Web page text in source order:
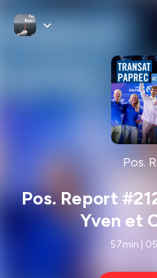
Pos.
Pos. Report
Yven et
57min |